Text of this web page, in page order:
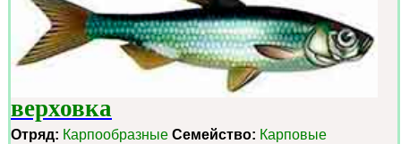
верховка
Отряд: Карпообразные Семейство: Карповые